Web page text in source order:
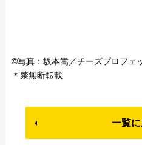
©写真：坂本嵩／チーズプロフェ
＊禁無断転載
一覧